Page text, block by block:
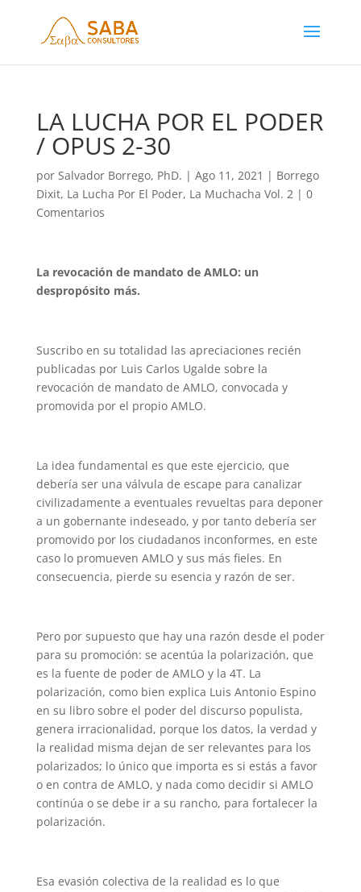
LA LUCHA POR EL PODER
/ OPUS 2-30
por Salvador Borrego, PhD. | Ago 11, 2021 | Borrego
Dixit, La Lucha Por El Poder, La Muchacha Vol. 2| 0
Comentarios
La revocación de mandato de AMLO: un
despropósito más.
Suscribo en su totalidad las apreciaciones recién
publicadas por Luis Carlos Ugalde sobre la
revocación de mandato de AMLO, convocada y
promovida por el propio AMLO.
La idea fundamental es que este ejercicio, que
debería ser una válvula de escape para canalizar
civilizadamente a eventuales revueltas para deponer
a un gobernante indeseado, y por tanto debería ser
promovido por los ciudadanos inconformes, en este
caso lo promueven AMLO y sus más fieles. En
consecuencia, pierde su esencia y razón de ser.
Pero por supuesto que hay una razón desde el poder
para su promoción: se acentúa la polarización, que
es la fuente de poder de AMLO y la 4T. La
polarización, como bien explica Luis Antonio Espino
en su libro sobre el poder del discurso populista,
genera irracionalidad, porque los datos, la verdad y
la realidad misma dejan de ser relevantes para los
polarizados; lo único que importa es si estás a favor
o en contra de AMLO, y nada como decidir si AMLO
continúa o se debe ir a su rancho, para fortalecer la
polarización.
Esa evasión colectiva de la realidad es lo que